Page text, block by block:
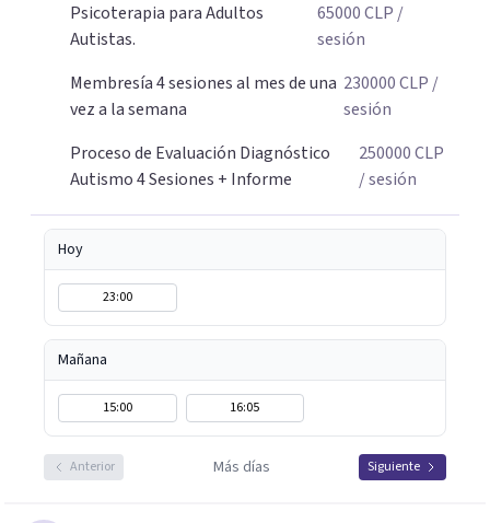
un camino de sanación profunda, nos encontramos. Gran
Psicoterapia para Adultos
Autistas.
65000CLP /
sesión
Membresía 4 sesiones al mes de una
vez a la semana
230000CLP /
sesión
Proceso de Evaluación Diagnóstico
Autismo 4 Sesiones + Informe
250000CLP
/ sesión
Hoy
23:00
Mañana
15:00 16:05
Anterior Más días Siguiente